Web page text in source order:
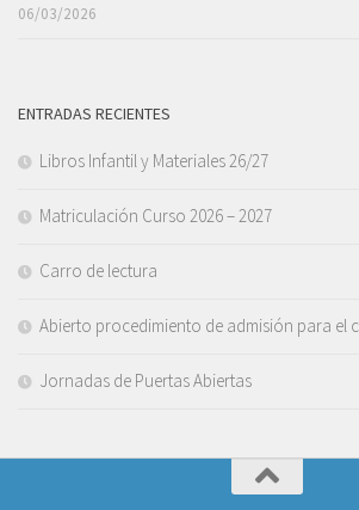
06/03/2026
ENTRADAS RECIENTES
Libros Infantil y Materiales 26/27
Matriculación Curso 2026 – 2027
Carro de lectura
Abierto procedimiento de admisión para el
Jornadas de Puertas Abiertas